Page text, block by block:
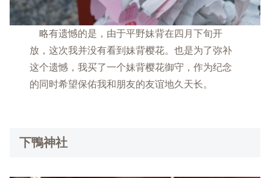
略有遗憾的是，由于平野妹背在四月下旬开
放，这次我并没有看到妹背樱花。也是为了弥补
这个遗憾，我买了一个妹背樱花御守，作为纪念
的同时希望保佑我和朋友的友谊地久天长。
下鴨神社